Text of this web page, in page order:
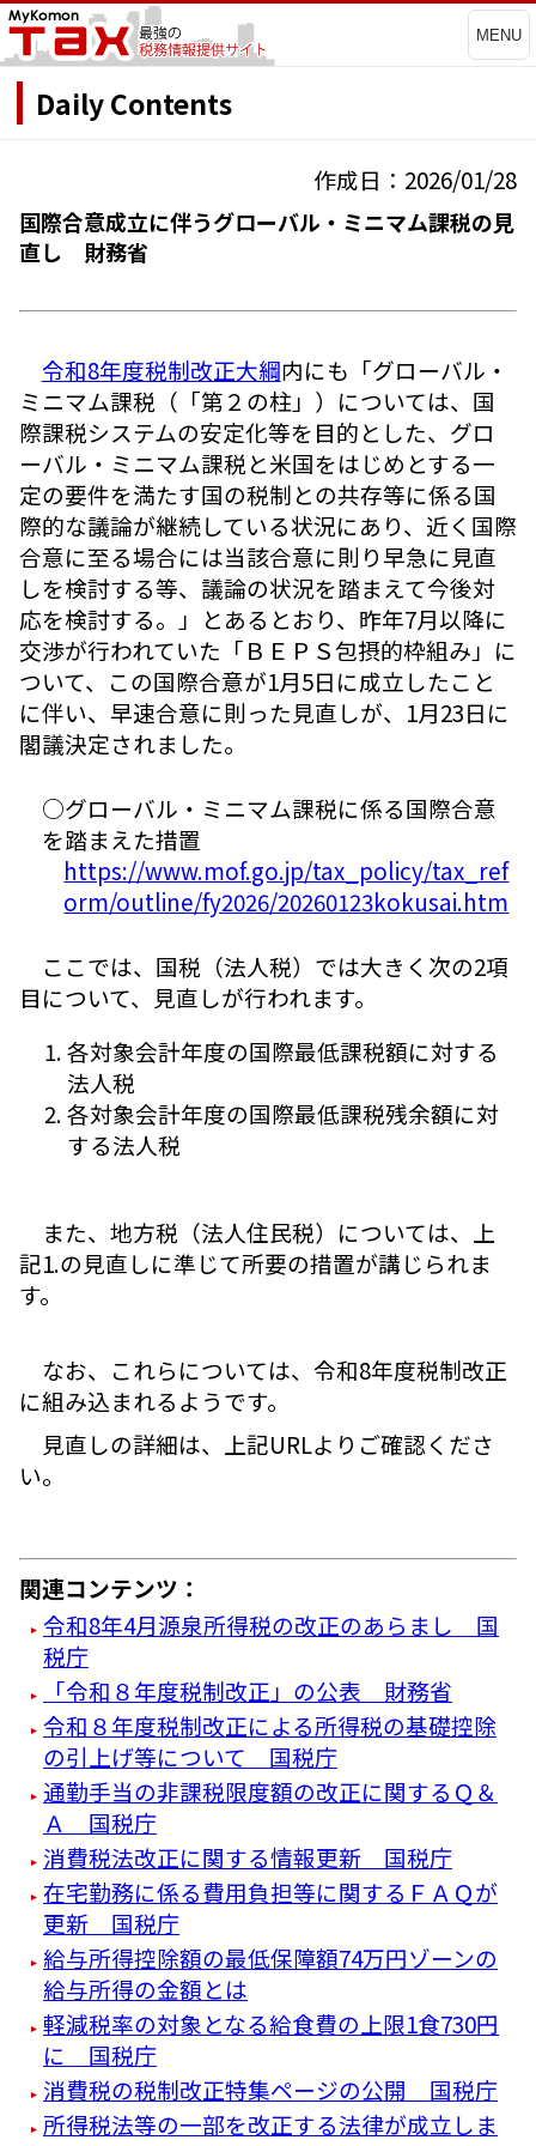
MENU
Daily Contents
作成日：2026/01/28
国際合意成立に伴うグローバル・ミニマム課税の見
直し 財務省
令和8年度税制改正大綱内にも「グローバル・
ミニマム課税（「第２の柱」）については、国
際課税システムの安定化等を目的とした、グロ
ーバル・ミニマム課税と米国をはじめとする一
定の要件を満たす国の税制との共存等に係る国
際的な議論が継続している状況にあり、近く国際
合意に至る場合には当該合意に則り早急に見直
しを検討する等、議論の状況を踏まえて今後対
応を検討する。」とあるとおり、昨年7月以降に
交渉が行われていた「ＢＥＰＳ包摂的枠組み」に
ついて、この国際合意が1月5日に成立したこと
に伴い、早速合意に則った見直しが、1月23日に
閣議決定されました。
○グローバル・ミニマム課税に係る国際合意
を踏まえた措置
https://www.mof.go.jp/tax_policy/tax_ref
orm/outline/fy2026/20260123kokusai.htm
ここでは、国税（法人税）では大きく次の2項
目について、見直しが行われます。
各対象会計年度の国際最低課税額に対する
法人税
各対象会計年度の国際最低課税残余額に対
する法人税
また、地方税（法人住民税）については、上
記1.の見直しに準じて所要の措置が講じられま
す。
なお、これらについては、令和8年度税制改正
に組み込まれるようです。
見直しの詳細は、上記URLよりご確認くださ
い。
関連コンテンツ：
令和8年4月源泉所得税の改正のあらまし 国
税庁
「令和８年度税制改正」の公表 財務省
令和８年度税制改正による所得税の基礎控除
の引上げ等について 国税庁
通勤手当の非課税限度額の改正に関するＱ＆
Ａ 国税庁
消費税法改正に関する情報更新 国税庁
在宅勤務に係る費用負担等に関するＦＡＱが
更新 国税庁
給与所得控除額の最低保障額74万円ゾーンの
給与所得の金額とは
軽減税率の対象となる給食費の上限1食730円
に 国税庁
消費税の税制改正特集ページの公開 国税庁
所得税法等の一部を改正する法律が成立しま